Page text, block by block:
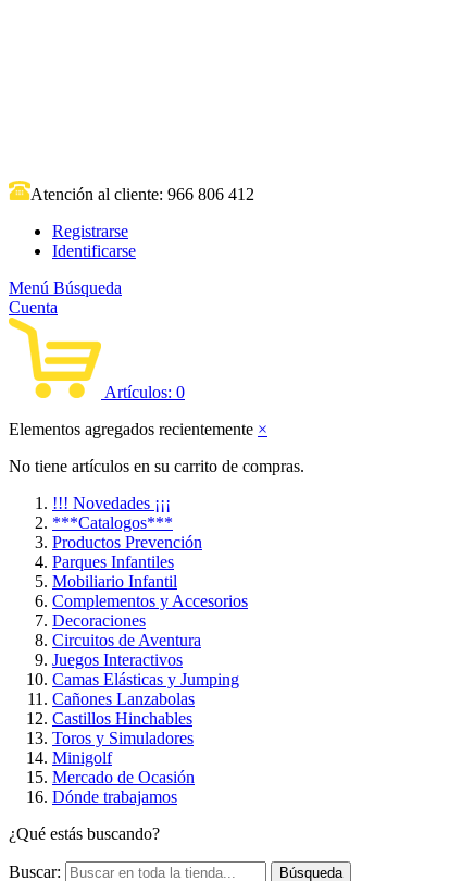
Atención al cliente: 966 806 412
Registrarse
Identificarse
Menú Búsqueda
Cuenta
Artículos: 0
Elementos agregados recientemente ×
No tiene artículos en su carrito de compras.
!!! Novedades ¡¡¡
***Catalogos***
Productos Prevención
Parques Infantiles
Mobiliario Infantil
Complementos y Accesorios
Decoraciones
Circuitos de Aventura
Juegos Interactivos
Camas Elásticas y Jumping
Cañones Lanzabolas
Castillos Hinchables
Toros y Simuladores
Minigolf
Mercado de Ocasión
Dónde trabajamos
¿Qué estás buscando?
Buscar: Búsqueda